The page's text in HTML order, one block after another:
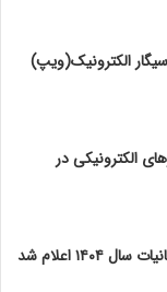
الکترونیک(ویپ)
الکترونیکی در
اعلام شد